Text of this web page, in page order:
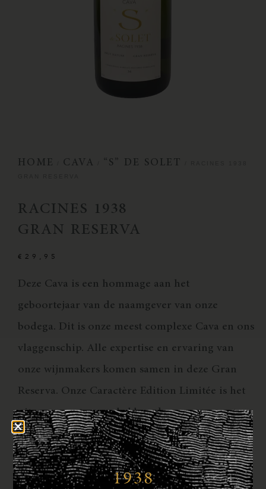
HOME CAVA “S” DE SOLET
RACINES 1938
GRAN RESERVA
€ 29,95
Deze Cava is een hommage aan het
geboortejaar van de naamgever van onze
bodega. Dit is onze meest complexe Cava en ons
vlaggenschip. Alle expertise en ervaring van
onze wijnmakers komen samen in deze Gran
Reserva. Onze Caractère Edition Limitée is het
uitgangspunt en we hebben deze nog een extra
jaar laten rijpen (36 maanden) voor extra
complexiteit en rondeur. Het resultaat is een
uitgebalanceerde, gelaagde en karaktervolle